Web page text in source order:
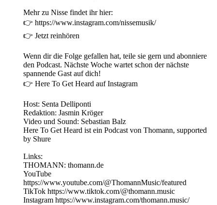
Mehr zu Nisse findet ihr hier:
👉 https://www.instagram.com/nissemusik/
👉 Jetzt reinhören
Wenn dir die Folge gefallen hat, teile sie gern und abonniere
den Podcast. Nächste Woche wartet schon der nächste
spannende Gast auf dich!
👉 Here To Get Heard auf Instagram
Host: Senta Delliponti
Redaktion: Jasmin Kröger
Video und Sound: Sebastian Balz
Here To Get Heard ist ein Podcast von Thomann, supported
by Shure
Links:
THOMANN: thomann.de
YouTube
https://www.youtube.com/@ThomannMusic/featured
TikTok https://www.tiktok.com/@thomann.music
Instagram https://www.instagram.com/thomann.music/